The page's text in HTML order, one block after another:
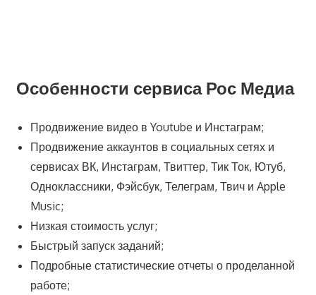
Особенности сервиса Рос Медиа
Продвижение видео в Youtube и Инстаграм;
Продвижение аккаунтов в социальных сетях и
сервисах ВК, Инстаграм, Твиттер, Тик Ток, Ютуб,
Одноклассники, Фэйсбук, Телеграм, Твич и Apple
Music;
Низкая стоимость услуг;
Быстрый запуск заданий;
Подробные статистические отчеты о проделанной
работе;